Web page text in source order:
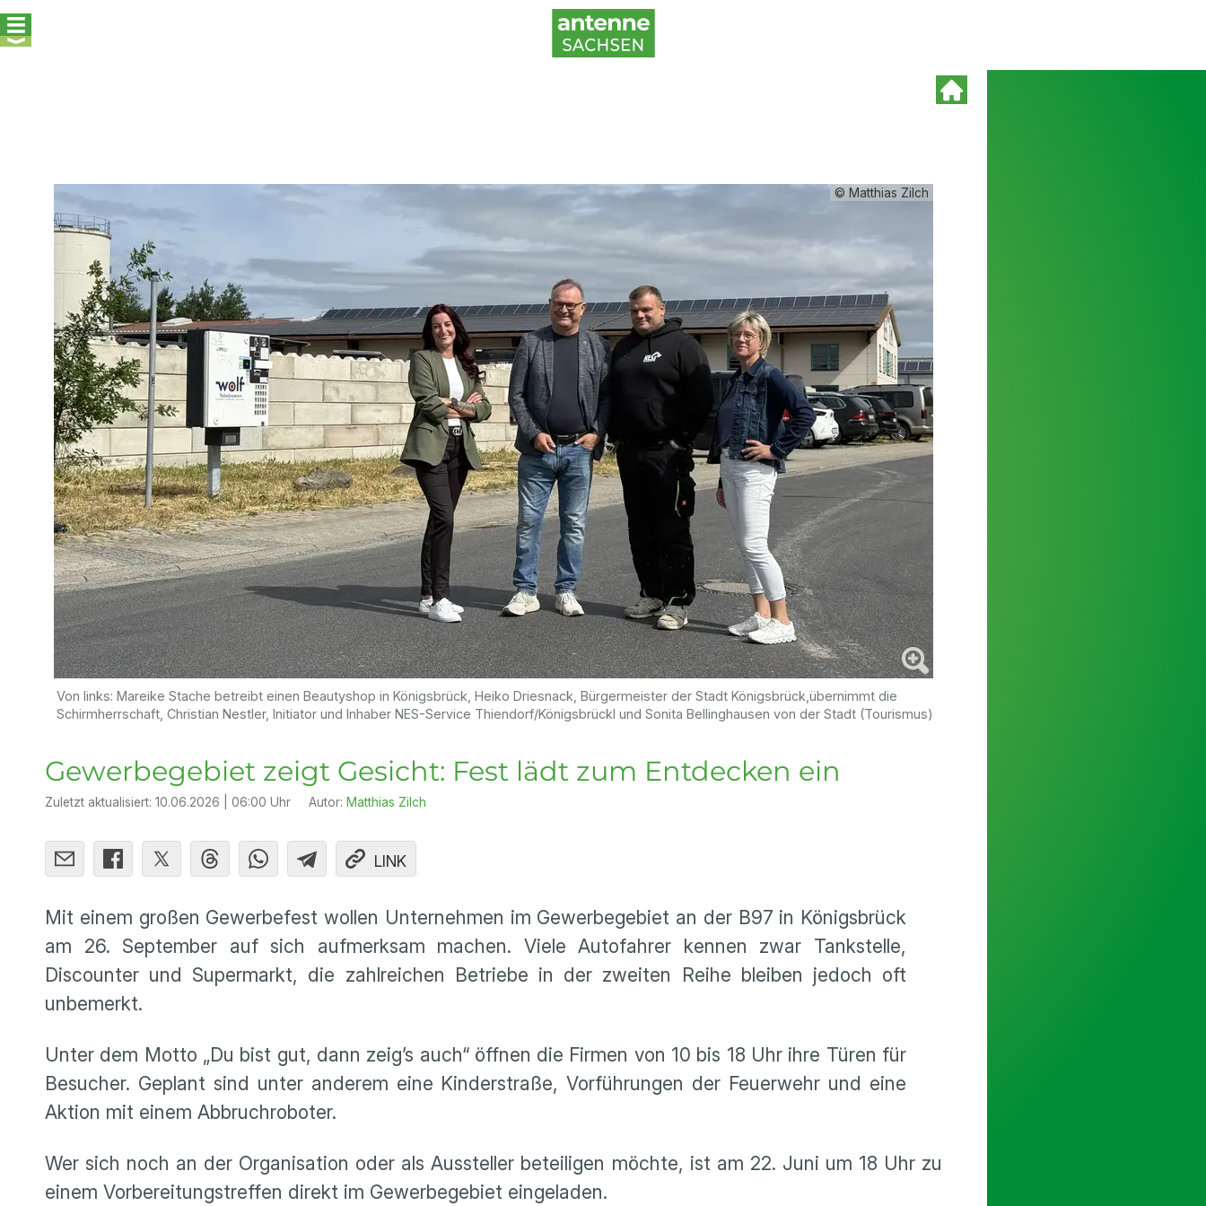
© Matthias Zilch
Von links: Mareike Stache betreibt einen Beautyshop in Königsbrück, Heiko Driesnack, Bürgermeister der Stadt Königsbrück,übernimmt die
Schirmherrschaft, Christian Nestler, Initiator und Inhaber NES-Service Thiendorf/Königsbrückl und Sonita Bellinghausen von der Stadt (Tourismus)
Gewerbegebiet zeigt Gesicht: Fest lädt zum Entdecken ein
Zuletzt aktualisiert: 10.06.2026 | 06:00 Uhr Autor: Matthias Zilch
LINK
Mit einem großen Gewerbefest wollen Unternehmen im Gewerbegebiet an der B97 in Königsbrück
am 26. September auf sich aufmerksam machen. Viele Autofahrer kennen zwar Tankstelle,
Discounter und Supermarkt, die zahlreichen Betriebe in der zweiten Reihe bleiben jedoch oft
unbemerkt.
Unter dem Motto „Du bist gut, dann zeig’s auch“ öffnen die Firmen von 10 bis 18 Uhr ihre Türen für
Besucher. Geplant sind unter anderem eine Kinderstraße, Vorführungen der Feuerwehr und eine
Aktion mit einem Abbruchroboter.
Wer sich noch an der Organisation oder als Aussteller beteiligen möchte, ist am 22. Juni um 18 Uhr zu
einem Vorbereitungstreffen direkt im Gewerbegebiet eingeladen.